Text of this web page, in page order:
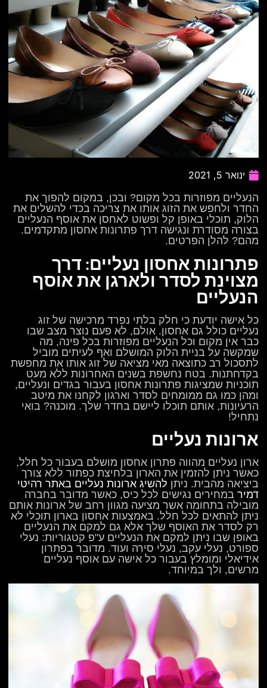
ינואר 5, 2021
הנעליים מפוזרות בכל מקום? ובכן, במקום להפוך את
החדר ולחפש את הזוג אותו את צריכה בכדי להשלים את
הלוק, תוכלי באופן קל ופשוט לאחסן את אוסף הנעליים
בצורה מסודרת ונגישה דרך פתרונות אחסון מתקדמים.
מהם? להלן הפרטים.
פתרונות אחסון נעליים: דרך
מצוינת לסדר ולארגן את אוסף
הנעליים
כל אישה יודעת כי חלק בלתי נפרד מרכישה של זוג
נעליים כולל גם אחסון. אולם, לא פעם נוצר מצב שבו
כבר אין מקום וכל הנעליים מפוזרות בכל פינה, מה
שמקשה על בניית הלוק המושלם ואף לעיתים מוביל
לתסכול רב כתוצאה מאי מציאה של זוג אותו את מחפשת
בקדחתנות. בטח נחשפת בשנים האחרונות ללא מעט
תוכניות שמציגות פתרונות אחסון בעבור בגדים ונעליים,
ומהן כמו גם ממומחים לסדר וארגון לקחנו את מיטב
הרעיונות, אותם תוכלו ליישם בחדר שלך. מוכנה? בואי
נתחיל!
ארונות נעליים
ארון נעליים מהווה פתרון אחסון מושלם בעבור כל חלל,
כאשר ניתן להזמין את הארון בלחיצת כפתור ללא צורך
ביציאה מהבית. ניתן להשיג ארונות נעליים באתר רהיטי
דמירבמחירים נגישים לכל כיס, כאשר מדובר בחברה
מובילה בתחומה אשר מציעה מגוון רחב של ארונות אותם
ניתן להתאים לכל חלל. באמצעות אחסון בארון תוכלי לא
רק לסדר את האוסף שלך אלא גם למקם את הנעליים
באופן שבו ניתן למקם את הנעליים ע"פ קטגוריות: נעלי
ספורט, נעלי עקב, נעלי סירה ועוד. מדובר בפתרון
אידיאלי ומומלץ בעבור כל אישה עם אוסף נעליים
מרשים, ולך במיוחד.